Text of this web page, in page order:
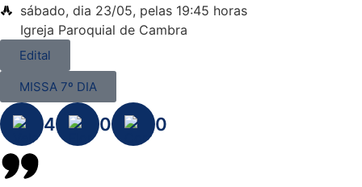
sábado, dia 23/05, pelas 19:45 horas
Igreja Paroquial de Cambra
Edital
MISSA 7º DIA
4 0 0